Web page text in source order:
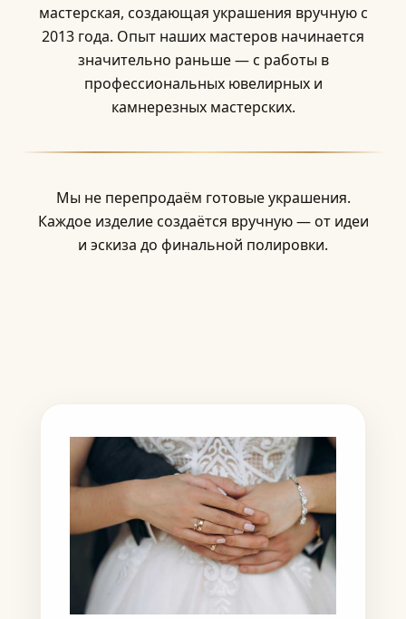
мастерская, создающая украшения вручную с
2013 года. Опыт наших мастеров начинается
значительно раньше — с работы в
профессиональных ювелирных и
камнерезных мастерских.
Мы не перепродаём готовые украшения.
Каждое изделие создаётся вручную — от идеи
и эскиза до финальной полировки.